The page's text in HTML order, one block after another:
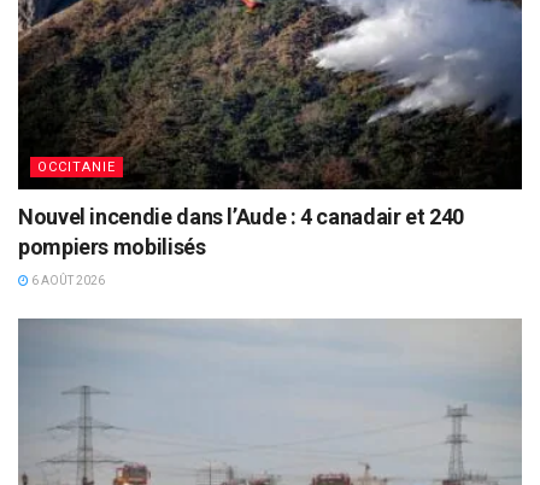
OCCITANIE
Nouvel incendie dans l’Aude : 4 canadair et 240
pompiers mobilisés
6 AOÛT 2026